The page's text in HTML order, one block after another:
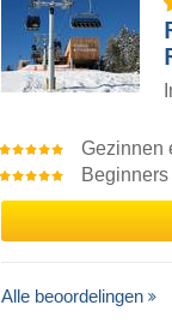
Gezinnen
Beginners
Alle beoordelingen